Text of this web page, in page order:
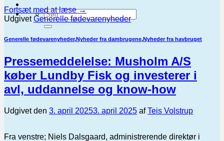
Fortsæt med at læse→
UdgivetGenerelle fødevarenyheder
Generelle fødevarenyheder,Nyheder fra dambrugene,Nyheder fra havbruget
Pressemeddelelse: Musholm A/S
køber Lundby Fisk og investerer i
avl, uddannelse og know-how
Udgivet den 3. april 20253. april 2025 afTeis Volstrup
Fra venstre; Niels Dalsgaard, administrerende direktør i